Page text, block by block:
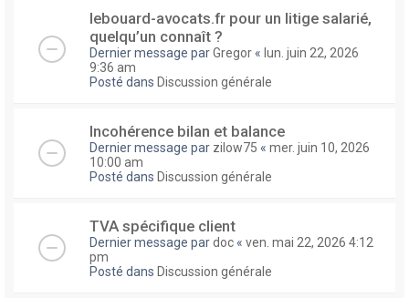
lebouard-avocats.fr pour un litige salarié,
quelqu’un connaît ?
Dernier message parGregor « lun. juin 22, 2026
9:36 am
Posté dans Discussion générale
Incohérence bilan et balance
Dernier message par zilow75 « mer. juin 10, 2026
10:00 am
Posté dans Discussion générale
TVA spécifique client
Dernier message pardoc « ven. mai 22, 2026 4:12
pm
Posté dans Discussion générale